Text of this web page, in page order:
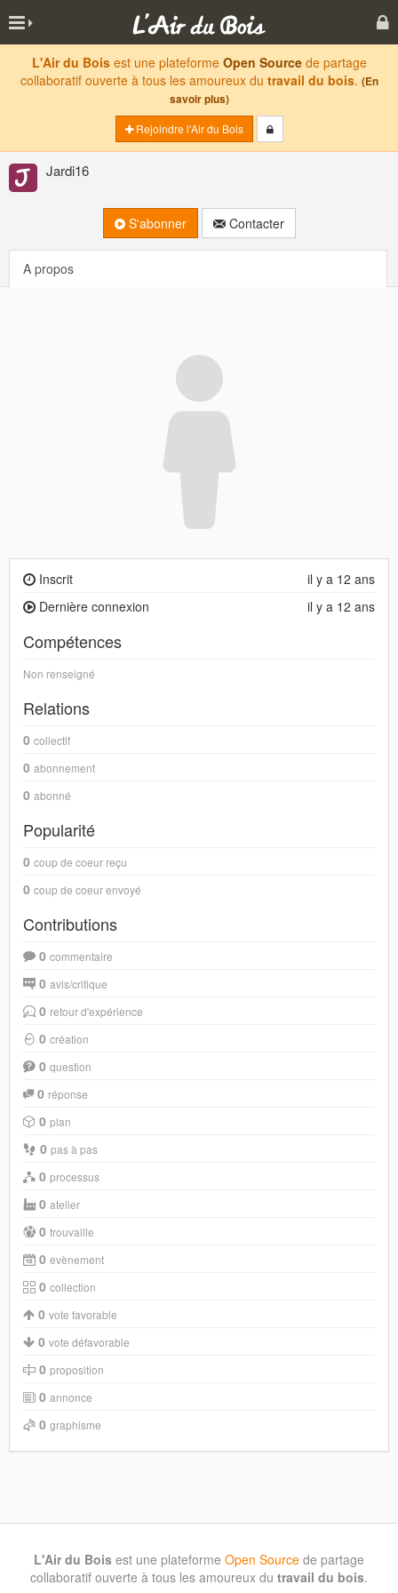
L'Air du Boisest une plateforme Open Sourcede partage
collaboratif ouverte à tous les amoureux du travail du bois. (En
savoir plus)
Rejoindre l'Air du Bois
Jardi16
S'abonner Contacter
A propos
il y a 12 ans
Inscrit
il y a 12 ans
Dernière connexion
Compétences
Non renseigné
Relations
0 collectif
0 abonnement
0 abonné
Popularité
0 coup de coeur reçu
0 coup de coeur envoyé
Contributions
0 commentaire
0 avis/critique
0 retour d'expérience
0 création
0 question
0 réponse
0 plan
0 pas à pas
0 processus
0 atelier
0 trouvaille
0 evènement
0 collection
0 vote favorable
0 vote défavorable
0 proposition
0 annonce
0 graphisme
L'Air du Bois est une plateforme Open Source de partage
collaboratif ouverte à tous les amoureux du travail du bois.